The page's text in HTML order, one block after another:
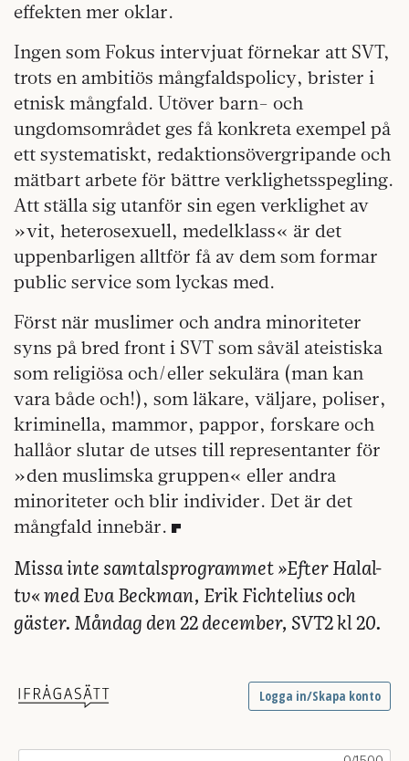
effekten mer oklar.
Ingen som Fokus intervjuat förnekar att SVT,
trots en ambitiös mångfaldspolicy, brister i
etnisk mångfald. Utöver barn- och
ungdomsområdet ges få konkreta exempel på
ett systematiskt, redaktions­övergripande och
mätbart arbete för bättre verklighetsspegling.
Att ställa sig utanför sin egen verklighet av
»vit, heterosexuell, medelklass« är det
uppenbarligen alltför få av dem som formar
public service som lyckas med.
Först när muslimer och andra minoriteter
syns på bred front i SVT som såväl ateistiska
som religiösa och/eller sekulära (man kan
vara både och!), som läkare, väljare, poliser,
kriminella, mammor, pappor, forskare och
hallåor slutar de utses till representanter för
»den muslimska gruppen« eller andra
minoriteter och blir individer. Det är det
mångfald innebär.
Missa inte samtalsprogrammet »Efter Halal-
tv« med Eva Beckman, Erik Fichtelius och
gäster. Måndag den 22 december, SVT2 kl 20.